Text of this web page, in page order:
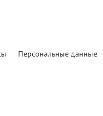
Персональные данные